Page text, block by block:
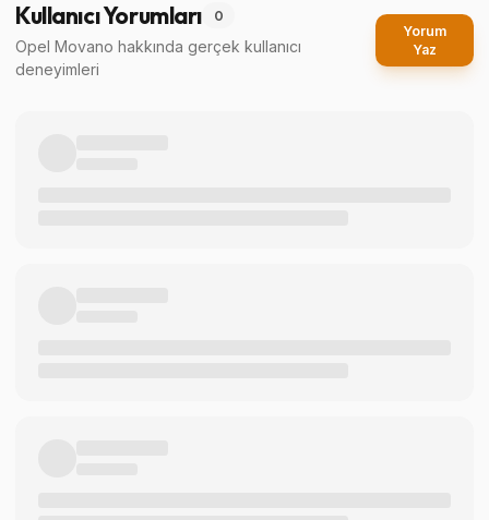
Kullanıcı Yorumları 0
Opel Movano hakkında gerçek kullanıcı
deneyimleri
Yorum
Yaz